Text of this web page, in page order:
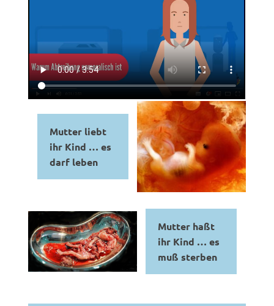
Mutter liebt
ihr Kind … es
darf leben
Mutter haßt
ihr Kind … es
muß sterben